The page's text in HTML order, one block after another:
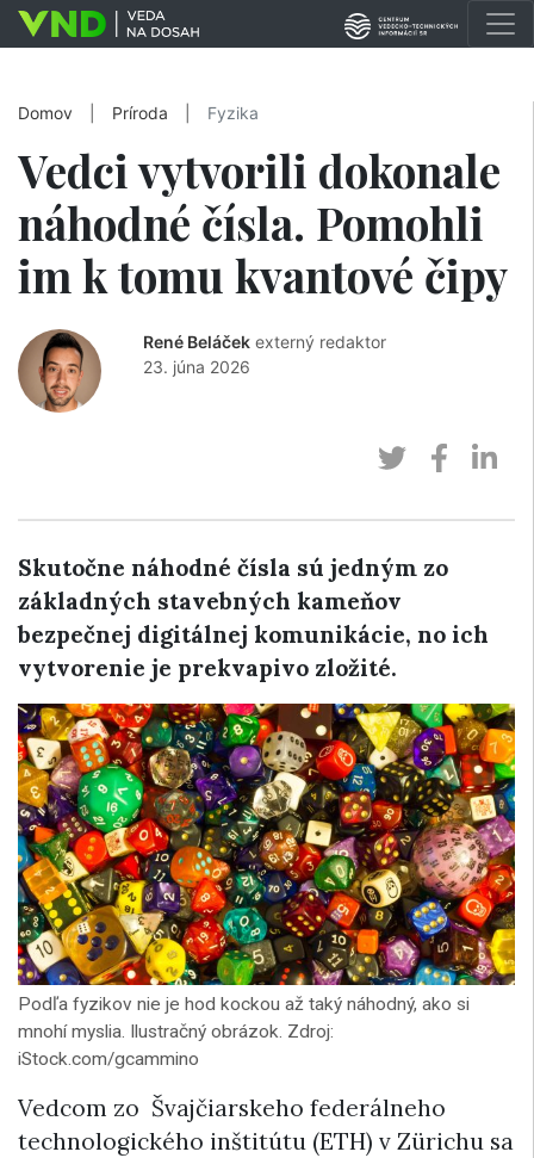
Domov Príroda Fyzika
Vedci vytvorili dokonale
náhodné čísla. Pomohli
im k tomu kvantové čipy
René Beláček externý redaktor
23. júna 2026
Skutočne náhodné čísla sú jedným zo
základných stavebných kameňov
bezpečnej digitálnej komunikácie, no ich
vytvorenie je prekvapivo zložité.
Podľa fyzikov nie je hod kockou až taký náhodný, ako si
mnohí myslia. Ilustračný obrázok. Zdroj:
iStock.com/gcammino
Vedcom zo Švajčiarskeho federálneho
technologického inštitútu (ETH) v Zürichu sa